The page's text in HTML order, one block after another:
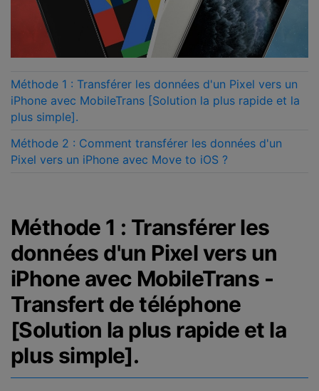
Méthode 1 : Transférer les données d'un Pixel vers un
iPhone avec MobileTrans [Solution la plus rapide et la
plus simple].
Méthode 2 : Comment transférer les données d'un
Pixel vers un iPhone avec Move to iOS ?
Méthode 1 : Transférer les
données d'un Pixel vers un
iPhone avec MobileTrans -
Transfert de téléphone
[Solution la plus rapide et la
plus simple].